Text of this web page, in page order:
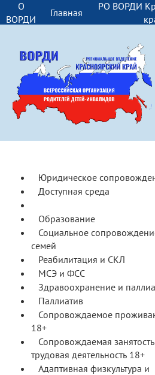
О
ВОРДИ
Главная
РО ВОРДИ
Юридическое
Доступная среда
Образование
Социальное
семей
Реабилитация и СКЛ
МСЭ и ФСС
Здравоохранение и
Паллиатив
Сопровождаемое
18+
Сопровождаемая
трудовая деятельность 18+
Адаптивная физкультура и